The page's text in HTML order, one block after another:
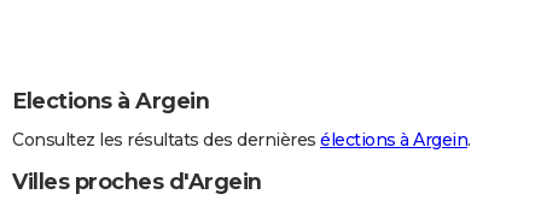
Elections à Argein
Consultez les résultats des dernières élections à Argein.
Villes proches d'Argein